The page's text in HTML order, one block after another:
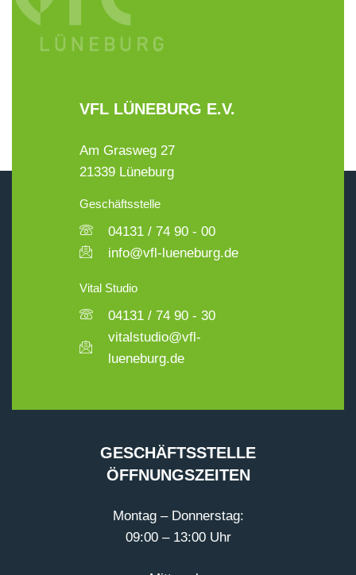
VFL LÜNEBURG E.V.
Am Grasweg 27
21339 Lüneburg
Geschäftsstelle
04131 / 74 90 - 00
info@vfl-lueneburg.de
Vital Studio
04131 / 74 90 - 30
vitalstudio@vfl-
lueneburg.de
GESCHÄFTSSTELLE
ÖFFNUNGSZEITEN
Montag – Donnerstag:
09:00 – 13:00 Uhr